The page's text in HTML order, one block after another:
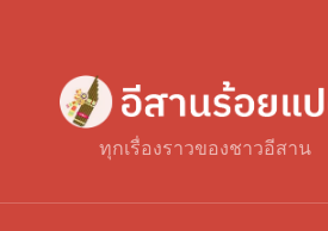
ทุกเรื่องราวของชาวอีสาน